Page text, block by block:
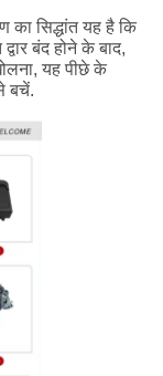
का सिद्धांत यह है कि
बंद होने के बाद,
यह पीछे के
बचें.